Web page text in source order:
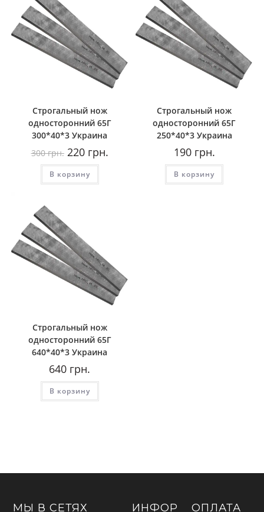
Строгальный нож
односторонний 65Г
300*40*3 Украина
300грн. Первоначальная
цена
составляла
300
грн..
220грн.цена:
В корзину
Строгальный нож
односторонний 65Г
250*40*3 Украина
190грн.
В корзину
Строгальный нож
односторонний 65Г
640*40*3 Украина
640 грн.
В корзину
МЫ В СЕТЯХ ИНФОР ОПЛАТА